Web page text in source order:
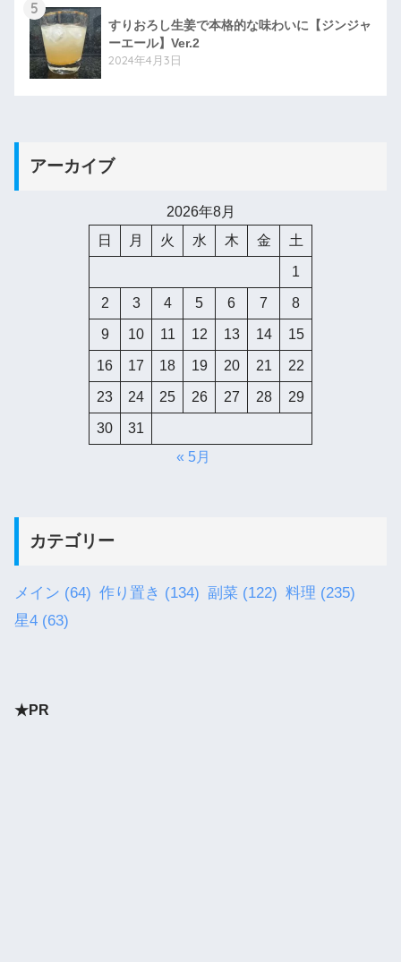
5
すりおろし生姜で本格的な味わいに【ジンジャ
ーエール】Ver.2
2024年4月3日
アーカイブ
2026年8月
日
月 火 水 木 金 土
1
2 3 4 5 6 7 8
9 10 11 12 13 14 15
16 17 18 19 20 21 22
23 24 25 26 27 28 29
30
31
« 5月
カテゴリー
メイン (64) 作り置き (134) 副菜 (122) 料理 (235)
星4 (63)
★PR